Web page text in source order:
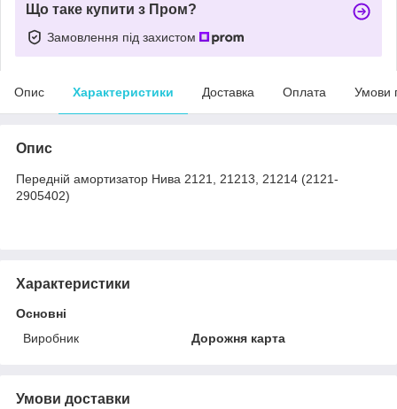
Що таке купити з Пром?
Замовлення під захистом
Опис Характеристики Доставка Оплата Умови
Опис
Передній амортизатор Нива 2121, 21213, 21214 (2121-
2905402)
Характеристики
Основні
Виробник
Дорожня карта
Умови доставки